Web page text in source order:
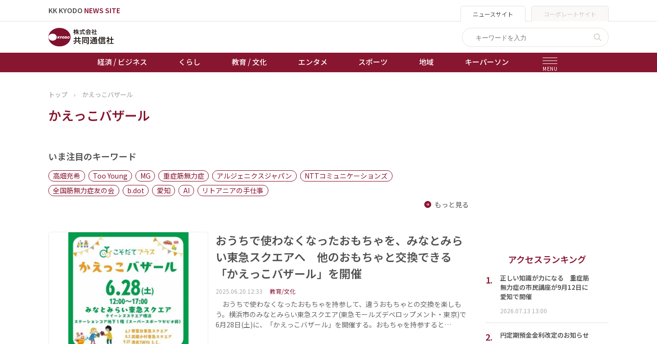
KK KYODO NEWS SITE ニュースサイト コーポレートサイト
経済 / ビジネス くらし 教育 / 文化 エンタメ スポーツ 地域 キーパーソン
MENU
トップページ
お知らせ
地域
キーパーソン
棋王戦
トップ › かえっこバザール
かえっこバザール
いま注目のキーワード
高畑充希 Too Young MG 重症筋無力症 アルジェニクスジャパン
NTTコミュニケーションズ
全国筋無力症友の会
b.dot 愛知 AI
リトアニアの手仕事
もっと見る
おうちで使わなくなったおもちゃを、みなとみら
い東急スクエアへ 他のおもちゃと交換できる
「かえっこバザール」を開催
2025.06.20 12:33 教育/文化
おうちで使わなくなったおもちゃを持参して、違うおもちゃとの交換を楽しも
う。横浜市のみなとみらい東急スクエア(東急モールズデベロップメント・東京)で
6月28日(土)に、「かえっこバザール」を開催する。おもちゃを持参すると…
アクセスランキング
1.
正しい知識が力になる 重症筋
無力症の市民講座が9月12日に
愛知で開催
2026.07.13 13:00
2. 円定期預金金利改定のお知らせ